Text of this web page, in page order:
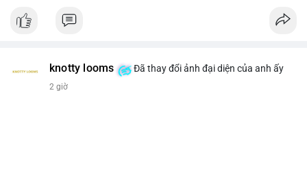
knotty looms Đã thay đổi ảnh đại diện của anh ấy
2 giờ